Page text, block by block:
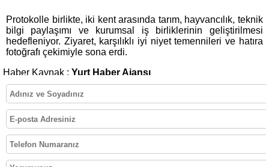
Protokolle birlikte, iki kent arasında tarım, hayvancılık, teknik
bilgi paylaşımı ve kurumsal iş birliklerinin geliştirilmesi
hedefleniyor. Ziyaret, karşılıklı iyi niyet temennileri ve hatıra
fotoğrafı çekimiyle sona erdi.
Haber Kaynak : Yurt Haber Ajansı